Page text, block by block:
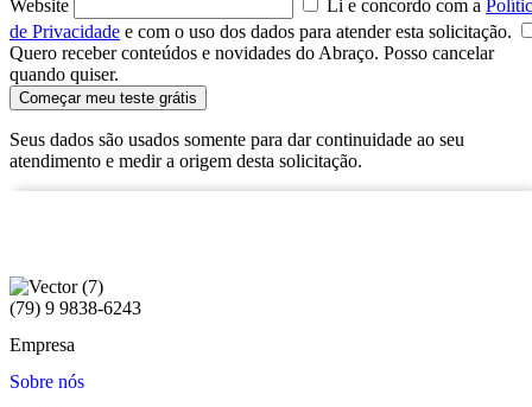
Website
Li e concordo com a
de Privacidade e com o uso dos dados para atender esta solicitação.
Quero receber conteúdos e novidades do Abraço. Posso cancelar
quando quiser.
Começar meu teste grátis
Seus dados são usados somente para dar continuidade ao seu
atendimento e medir a origem desta solicitação.
(79) 9 9838-6243
Empresa
Sobre nós